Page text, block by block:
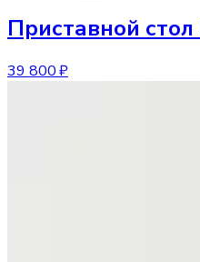
Приставной стол
39 800 ₽